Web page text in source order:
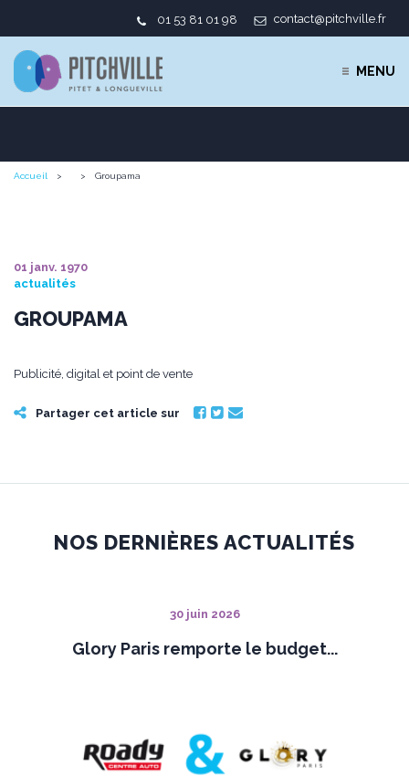
01 53 81 01 98 contact@pitchville.fr
MENU
Accueil Groupama
01 janv. 1970
actualités
GROUPAMA
Publicité, digital et point de vente
Partager cet article sur
NOS DERNIÈRES ACTUALITÉS
30 juin 2026
Glory Paris remporte le budget...